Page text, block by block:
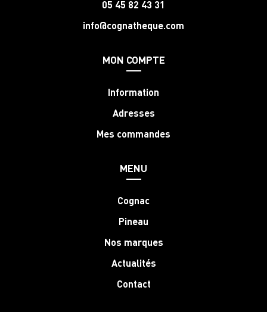
05 45 82 43 31
info@cognatheque.com
MON COMPTE
Information
Adresses
Mes commandes
MENU
Cognac
Pineau
Nos marques
Actualités
Contact